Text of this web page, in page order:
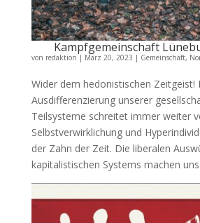
Kampfgemeinschaft
von redaktion | März 20, 2023 | Gemeinschaft,
Wider dem hedonistischen Zeitgeist!
Ausdifferenzierung unserer
Teilsysteme schreitet immer weiter
Selbstverwirklichung und
der Zahn der Zeit. Die liberalen
kapitalistischen Systems machen